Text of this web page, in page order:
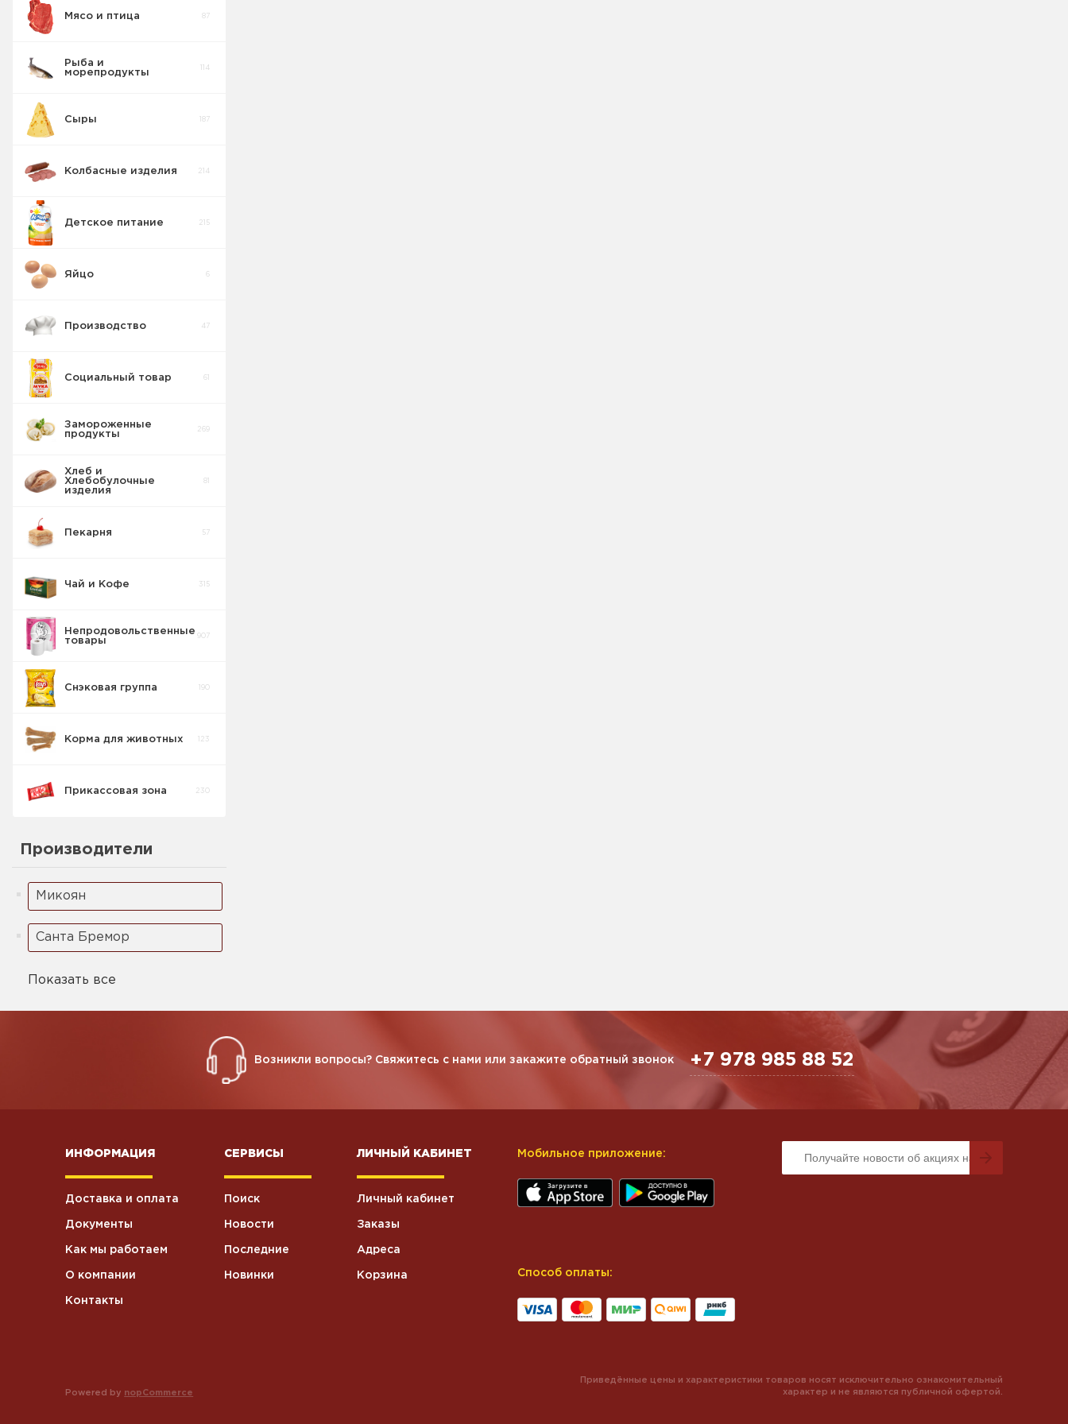
Печенье
Изделия
Торты
Вафельные
изделия
Шоколадные
Конфеты
Сушка
Кукурузные
Мясо и птица 87
Рыба и
морепродукты
114
Сыры 187
Колбасные изделия 214
Детское питание 215
Яйцо 6
Производство 47
Социальный товар 61
Замороженные
продукты
269
Хлеб и
Хлебобулочные
изделия
81
Пекарня 57
Чай и Кофе 315
Непродовольственные
товары
907
Снэковая группа 190
Корма для животных 123
Прикассовая зона 230
Производители
Микоян
Санта Бремор
Показать все
Возникли вопросы? Свяжитесь с нами или закажите обратный звонок +7 978 985 88 52
ИНФОРМАЦИЯ
Доставка и оплата
Документы
Как мы работаем
О компании
Контакты
СЕРВИСЫ
Поиск
Новости
Последние
Новинки
ЛИЧНЫЙ КАБИНЕТ
Личный кабинет
Заказы
Адреса
Корзина
Мобильное приложение:
Способ оплаты:
Powered by nopCommerce
Приведённые цены и характеристики товаров носят исключительно ознакомительный
характер и не являются публичной офертой.